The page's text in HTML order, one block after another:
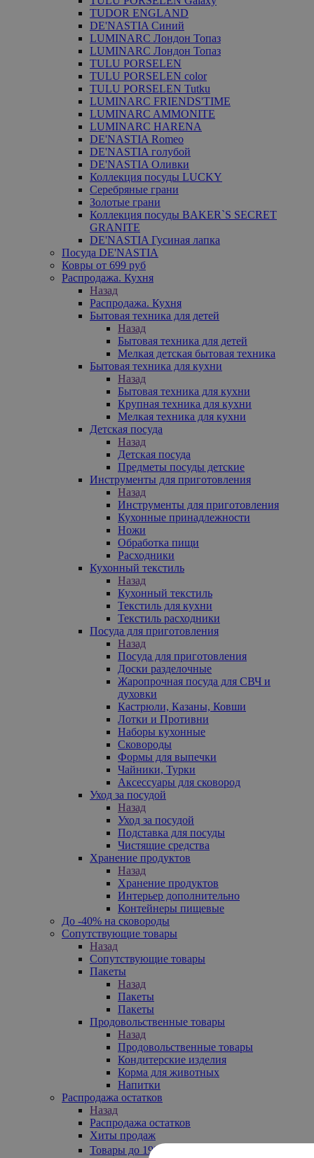
TUDOR ENGLAND
DE'NASTIA Синий
LUMINARC Лондон Топаз
LUMINARC Лондон Топаз
TULU PORSELEN
TULU PORSELEN color
TULU PORSELEN Tutku
LUMINARC FRIENDS'TIME
LUMINARC AMMONITE
LUMINARC HARENA
DE'NASTIA Romeo
DE'NASTIA голубой
DE'NASTIA Оливки
Коллекция посуды LUCKY
Серебряные грани
Золотые грани
Коллекция посуды BAKER`S SECRET
GRANITE
DE'NASTIA Гусиная лапка
Посуда DE'NASTIA
Ковры от 699 руб
Распродажа. Кухня
Назад
Распродажа. Кухня
Бытовая техника для детей
Назад
Бытовая техника для детей
Мелкая детская бытовая техника
Бытовая техника для кухни
Назад
Бытовая техника для кухни
Крупная техника для кухни
Мелкая техника для кухни
Детская посуда
Назад
Детская посуда
Предметы посуды детские
Инструменты для приготовления
Назад
Инструменты для приготовления
Кухонные принадлежности
Ножи
Обработка пищи
Расходники
Кухонный текстиль
Назад
Кухонный текстиль
Текстиль для кухни
Текстиль расходники
Посуда для приготовления
Назад
Посуда для приготовления
Доски разделочные
Жаропрочная посуда для СВЧ и
духовки
Кастрюли, Казаны, Ковши
Лотки и Противни
Наборы кухонные
Сковороды
Формы для выпечки
Чайники, Турки
Аксессуары для сковород
Уход за посудой
Назад
Уход за посудой
Подставка для посуды
Чистящие средства
Хранение продуктов
Назад
Хранение продуктов
Интерьер дополнительно
Контейнеры пищевые
До -40% на сковороды
Сопутствующие товары
Назад
Сопутствующие товары
Пакеты
Назад
Пакеты
Пакеты
Продовольственные товары
Назад
Продовольственные товары
Кондитерские изделия
Корма для животных
Напитки
Распродажа остатков
Назад
Распродажа остатков
Хиты продаж
Товары до 199₽